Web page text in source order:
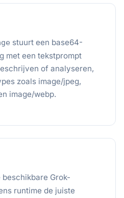
stuurt een base64-
met een tekstprompt
of analyseren,
zoals image/jpeg,
image/webp.
Grok-
runtime de juiste